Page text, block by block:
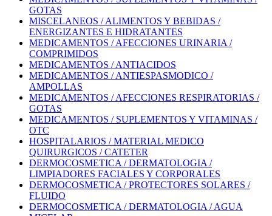
GOTAS
MISCELANEOS / ALIMENTOS Y BEBIDAS /
ENERGIZANTES E HIDRATANTES
MEDICAMENTOS / AFECCIONES URINARIA /
COMPRIMIDOS
MEDICAMENTOS / ANTIACIDOS
MEDICAMENTOS / ANTIESPASMODICO /
AMPOLLAS
MEDICAMENTOS / AFECCIONES RESPIRATORIAS /
GOTAS
MEDICAMENTOS / SUPLEMENTOS Y VITAMINAS /
OTC
HOSPITALARIOS / MATERIAL MEDICO
QUIRURGICOS / CATETER
DERMOCOSMETICA / DERMATOLOGIA /
LIMPIADORES FACIALES Y CORPORALES
DERMOCOSMETICA / PROTECTORES SOLARES /
FLUIDO
DERMOCOSMETICA / DERMATOLOGIA / AGUA